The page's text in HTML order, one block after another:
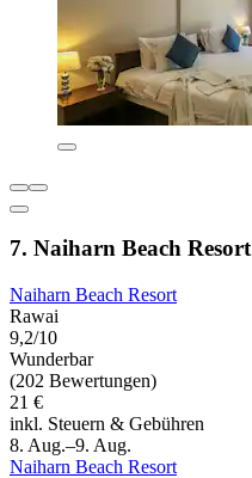
7. Naiharn Beach Resort
Naiharn Beach Resort
Rawai
9,2/10
Wunderbar
(202 Bewertungen)
21 €
inkl. Steuern & Gebühren
8. Aug.–9. Aug.
Naiharn Beach Resort